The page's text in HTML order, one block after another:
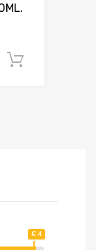
€ 4